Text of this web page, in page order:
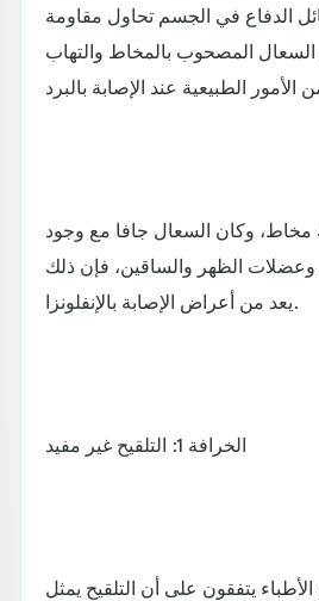
الدفاع في الجسم تحاول مقاومة
السعال المصحوب بالمخاط والتهاب
وكان السعال جافا مع وجود
الظهر والساقين، فإن ذلك
يعد من أعراض الإصابة بالإنفلونزا.
الخرافة 1: التلقيح غير مفيد
يتفقون على أن التلقيح يمثل